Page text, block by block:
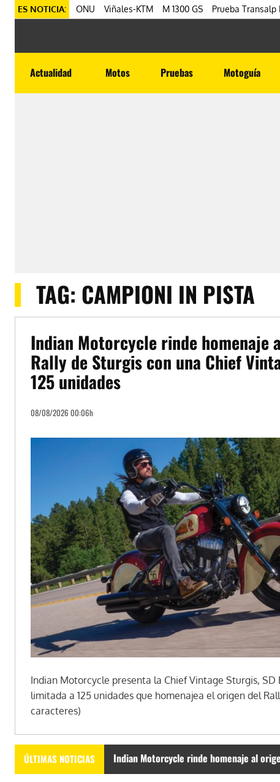
ES NOTICIA: ONU Viñales-KTM M 1300 GS Prueba Transalp
Actualidad Motos Pruebas Motoguía
TAG: CAMPIONI IN PISTA
Indian Motorcycle rinde homenaje
Rally de Sturgis con una Chief
125 unidades
08/08/2026 00:06h
Indian Motorcycle presenta la Chief Vintage Sturgis, SD
limitada a 125 unidades que homenajea el origen del
caracteres)
ÚLTIMAS NOTICIAS Indian Motorcycle rinde homenaje al